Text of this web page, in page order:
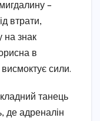
–
втрати,
на знак
в
сили.
танець
де адреналін